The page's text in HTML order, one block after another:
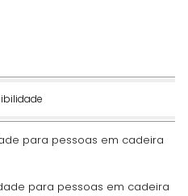
para pessoas em cadeira
para pessoas em cadeira